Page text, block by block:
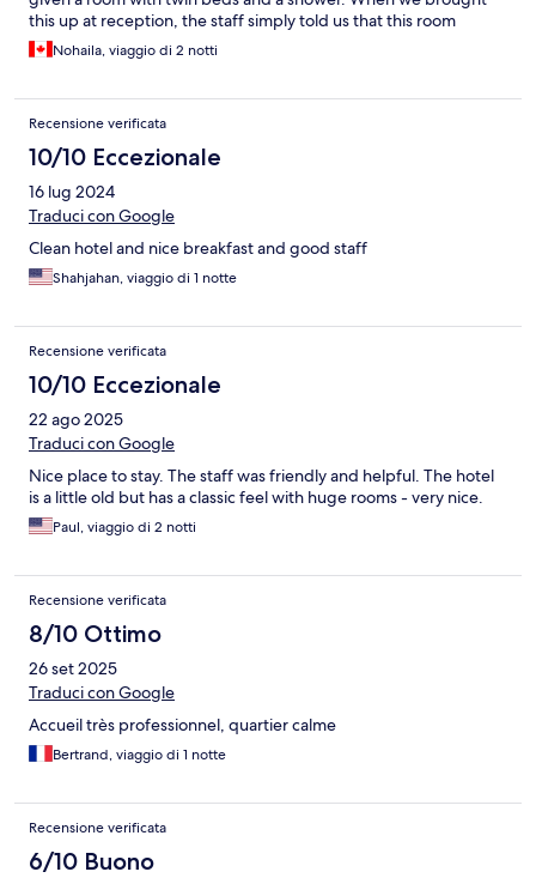
this up at reception, the staff simply told us that this room
category (luxury room) corresponds to twin beds in their internal
system and blamed the booking platform. No solution or
breakfast was very average. Overall, a disappointing experience
and poor customer service. We had much better hotel
experiences in Bishkek for a lower price.
Nohaila, viaggio di 2 notti
Recensione verificata
10/10 Eccezionale
16 lug 2024
Traduci con Google
Clean hotel and nice breakfast and good staff
Shahjahan, viaggio di 1 notte
Recensione verificata
10/10 Eccezionale
22 ago 2025
Traduci con Google
Nice place to stay. The staff was friendly and helpful. The hotel
is a little old but has a classic feel with huge rooms - very nice.
Paul, viaggio di 2 notti
Recensione verificata
8/10 Ottimo
26 set 2025
Traduci con Google
Accueil très professionnel, quartier calme
Bertrand, viaggio di 1 notte
Recensione verificata
6/10 Buono